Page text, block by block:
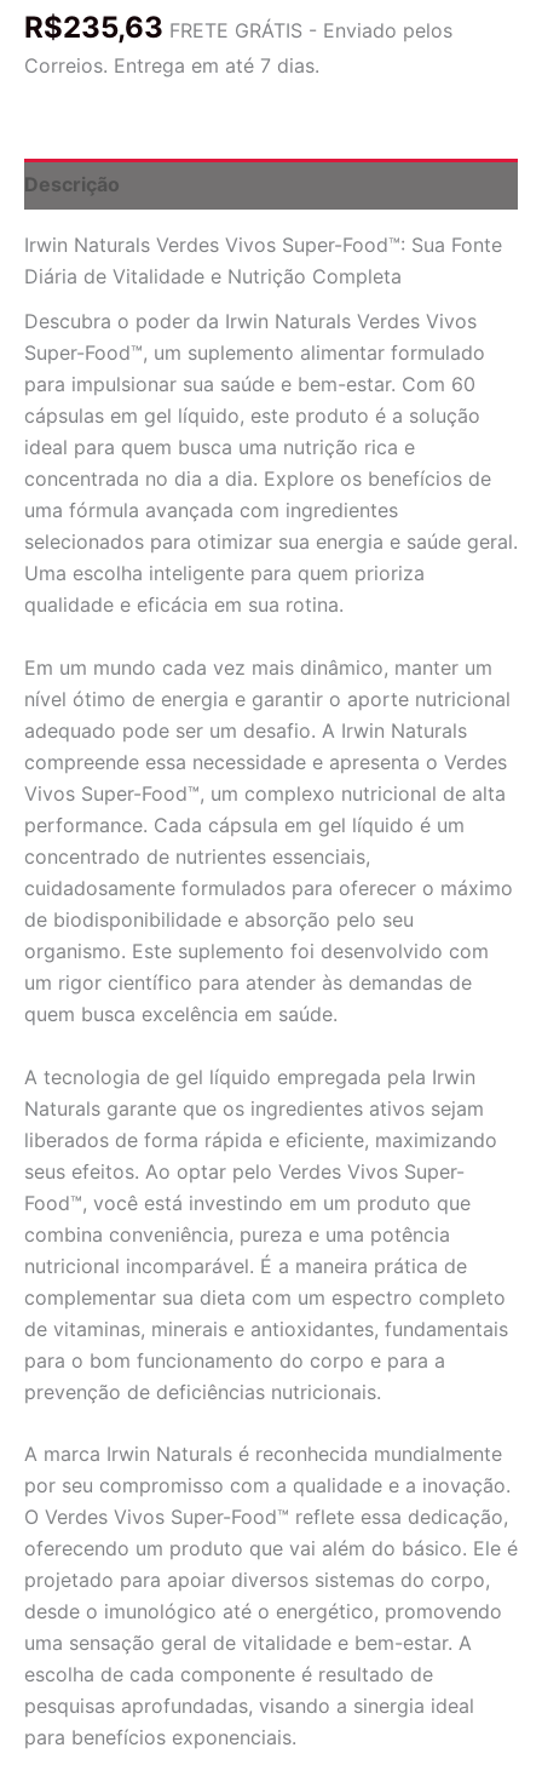
Vivos
Food™
Líquido
-
e
Nutrição
R$235,63 FRETE GRÁTIS - Enviado pelos
Correios. Entrega em até 7 dias.
Descrição
Irwin Naturals Verdes Vivos Super-Food™: Sua Fonte
Diária de Vitalidade e Nutrição Completa
Descubra o poder da Irwin Naturals Verdes Vivos
Super-Food™, um suplemento alimentar formulado
para impulsionar sua saúde e bem-estar. Com 60
cápsulas em gel líquido, este produto é a solução
ideal para quem busca uma nutrição rica e
concentrada no dia a dia. Explore os benefícios de
uma fórmula avançada com ingredientes
selecionados para otimizar sua energia e saúde geral.
Uma escolha inteligente para quem prioriza
qualidade e eficácia em sua rotina.
Em um mundo cada vez mais dinâmico, manter um
nível ótimo de energia e garantir o aporte nutricional
adequado pode ser um desafio. A Irwin Naturals
compreende essa necessidade e apresenta o Verdes
Vivos Super-Food™, um complexo nutricional de alta
performance. Cada cápsula em gel líquido é um
concentrado de nutrientes essenciais,
cuidadosamente formulados para oferecer o máximo
de biodisponibilidade e absorção pelo seu
organismo. Este suplemento foi desenvolvido com
um rigor científico para atender às demandas de
quem busca excelência em saúde.
A tecnologia de gel líquido empregada pela Irwin
Naturals garante que os ingredientes ativos sejam
liberados de forma rápida e eficiente, maximizando
seus efeitos. Ao optar pelo Verdes Vivos Super-
Food™, você está investindo em um produto que
combina conveniência, pureza e uma potência
nutricional incomparável. É a maneira prática de
complementar sua dieta com um espectro completo
de vitaminas, minerais e antioxidantes, fundamentais
para o bom funcionamento do corpo e para a
prevenção de deficiências nutricionais.
A marca Irwin Naturals é reconhecida mundialmente
por seu compromisso com a qualidade e a inovação.
O Verdes Vivos Super-Food™ reflete essa dedicação,
oferecendo um produto que vai além do básico. Ele é
projetado para apoiar diversos sistemas do corpo,
desde o imunológico até o energético, promovendo
uma sensação geral de vitalidade e bem-estar. A
escolha de cada componente é resultado de
pesquisas aprofundadas, visando a sinergia ideal
para benefícios exponenciais.